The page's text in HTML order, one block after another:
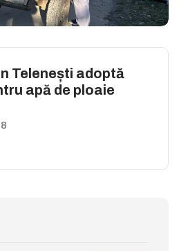
Telenești adoptă
apă de ploaie